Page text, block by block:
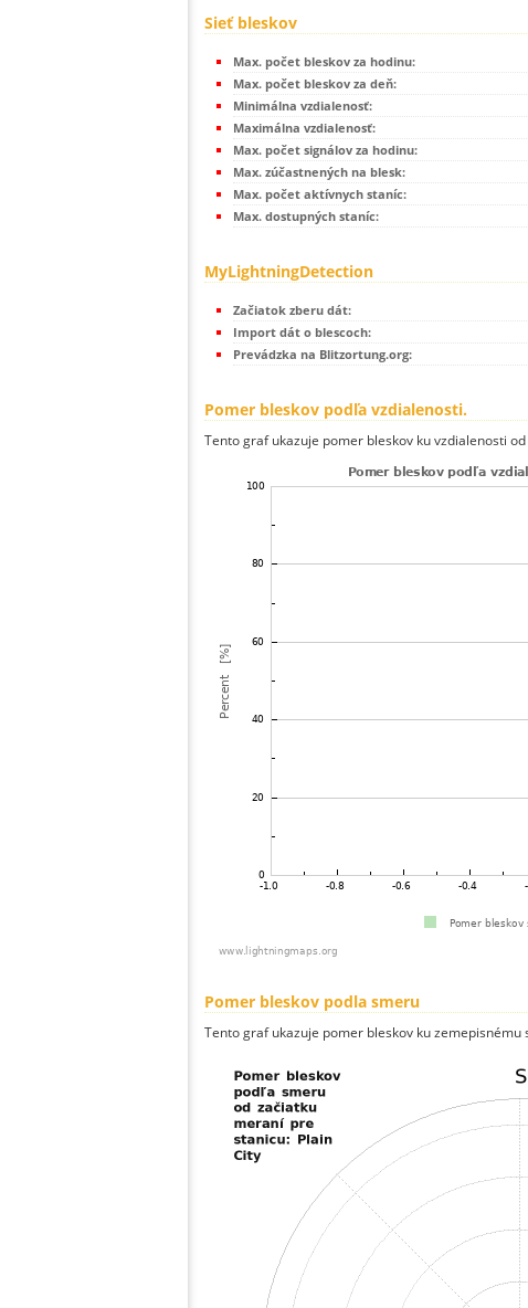
Sieť bleskov
Max. počet bleskov za hodinu:
Max. počet bleskov za deň:
Minimálna vzdialenosť:
Maximálna vzdialenosť:
Max. počet signálov za hodinu:
Max. zúčastnených na blesk:
Max. počet aktívnych staníc:
Max. dostupných staníc:
MyLightningDetection
Začiatok zberu dát:
Import dát o blescoch:
Prevádzka na Blitzortung.org:
Pomer bleskov podľa vzdialenosti.
Tento graf ukazuje pomer bleskov ku vzdialenosti
Pomer bleskov podla smeru
Tento graf ukazuje pomer bleskov ku